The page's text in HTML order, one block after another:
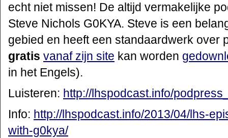
echt niet missen! De altijd vermakelijke
Steve Nichols G0KYA. Steve is een
gebied en heeft een standaardwerk over
gratis vanaf zijn site kan worden
in het Engels).
Luisteren: http://lhspodcast.info/
Info: http://lhspodcast.info/2013/04/lhs-
with-g0kya/